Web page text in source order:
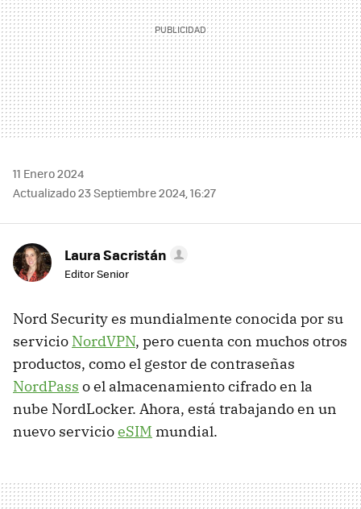
11 Enero 2024
Actualizado 23 Septiembre 2024, 16:27
Laura Sacristán
Editor Senior
Nord Security es mundialmente conocida por su
servicio NordVPN, pero cuenta con muchos otros
productos, como el gestor de contraseñas
NordPass o el almacenamiento cifrado en la
nube NordLocker. Ahora, está trabajando en un
nuevo servicioeSIM mundial.